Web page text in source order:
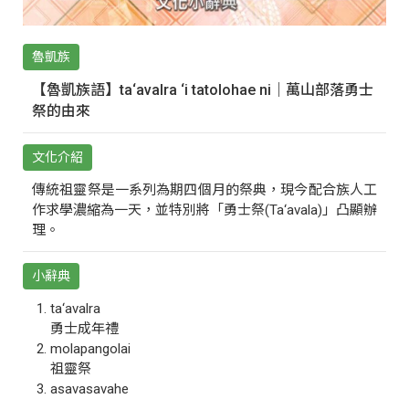
魯凱族
【魯凱族語】ta‘avalra ‘i tatolohae ni｜萬山部落勇士
祭的由來
文化介紹
傳統祖靈祭是一系列為期四個月的祭典，現今配合族人工
作求學濃縮為一天，並特別將「勇士祭(Ta‘avala)」凸顯辦
理。
小辭典
ta‘avalra
勇士成年禮
molapangolai
祖靈祭
asavasavahe